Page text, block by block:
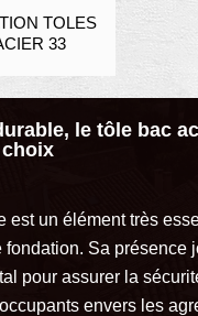
TOLES
33
le tôle bac
est un élément très
fondation. Sa présence
pour assurer la
envers les